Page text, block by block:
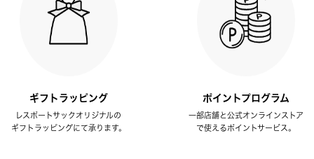
ギフトラッピング
レスポートサックオリジナルの
ギフトラッピングにて承ります。
ポイントプログラム
一部店舗と公式オンラインストア
で使えるポイントサービス。